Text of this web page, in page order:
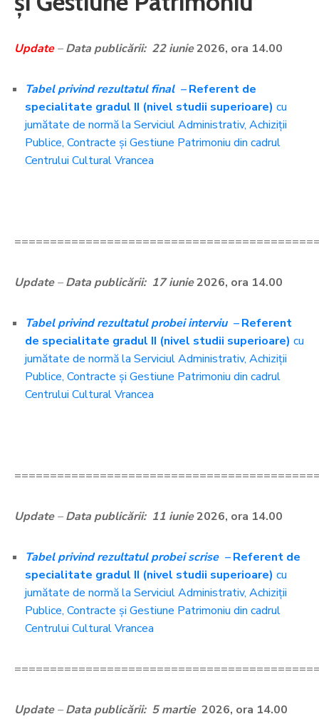
Update–Data publicării: 22 iunie2026, ora 14.00
Tabel privind rezultatul final –Referent de
specialitate gradul II (nivel studii superioare) cu
jumătate de normă la Serviciul Administrativ, Achiziții
Publice, Contracte și Gestiune Patrimoniu din cadrul
Centrului Cultural Vrancea
Update–Data publicării: 17 iunie2026, ora 14.00
Tabel privind rezultatul probei interviu –Referent
de specialitate gradul II (nivel studii superioare) cu
jumătate de normă la Serviciul Administrativ, Achiziții
Publice, Contracte și Gestiune Patrimoniu din cadrul
Centrului Cultural Vrancea
Update–Data publicării: 11 iunie2026, ora 14.00
Tabel privind rezultatul probei scrise –Referent de
specialitate gradul II (nivel studii superioare) cu
jumătate de normă la Serviciul Administrativ, Achiziții
Publice, Contracte și Gestiune Patrimoniu din cadrul
Centrului Cultural Vrancea
Update–Data publicării: 5 martie 2026, ora 14.00